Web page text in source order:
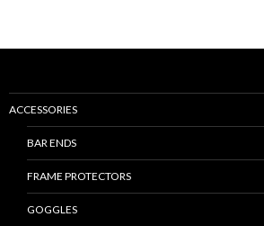
po
wpisach
ACCESSORIES
BAR ENDS
FRAME PROTECTORS
GOGGLES